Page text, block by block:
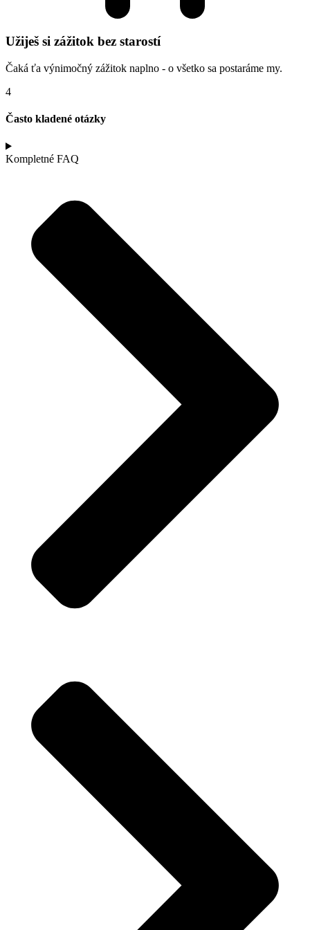
Užiješ si zážitok bez starostí
Čaká ťa výnimočný zážitok naplno - o všetko sa postaráme my.
4
Často kladené otázky
Kompletné FAQ